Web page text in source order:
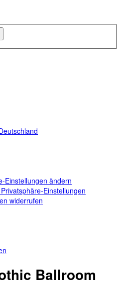
Einstellungen ändern
Einstellungen
widerrufen
Ballroom